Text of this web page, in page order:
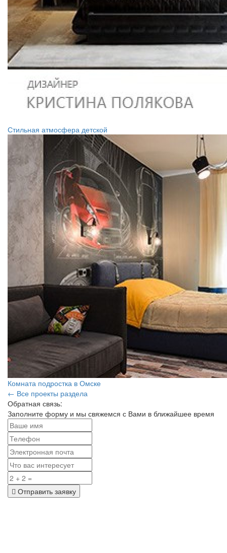
Стильная атмосфера детской
Комната подростка в Омске
← Все проекты раздела
Обратная связь:
Заполните форму и мы свяжемся с Вами в ближайшее время
Отправить заявку